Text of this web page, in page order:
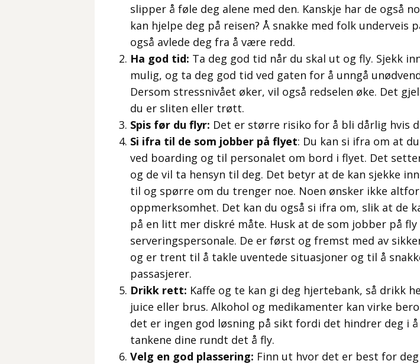
slipper å føle deg alene med den. Kanskje har de også
kan hjelpe deg på reisen? Å snakke med folk underveis
også avlede deg fra å være redd.
Ha god tid: Ta deg god tid når du skal ut og fly. Sjekk
mulig, og ta deg god tid ved gaten for å unngå
Dersom stressnivået øker, vil også redselen øke. Det
du er sliten eller trøtt.
Spis før du flyr: Det er større risiko for å bli dårlig hvis
Si ifra til de som jobber på flyet: Du kan si ifra om at
ved boarding og til personalet om bord i flyet. Det
og de vil ta hensyn til deg. Det betyr at de kan sjekke
til og spørre om du trenger noe. Noen ønsker ikke
oppmerksomhet. Det kan du også si ifra om, slik at de
på en litt mer diskré måte. Husk at de som jobber på
serveringspersonale. De er først og fremst med av
og er trent til å takle uventede situasjoner og til å
passasjerer.
Drikk rett: Kaffe og te kan gi deg hjertebank, så drikk
juice eller brus. Alkohol og medikamenter kan virke
det er ingen god løsning på sikt fordi det hindrer deg i å
tankene dine rundt det å fly.
Velg en god plassering: Finn ut hvor det er best for